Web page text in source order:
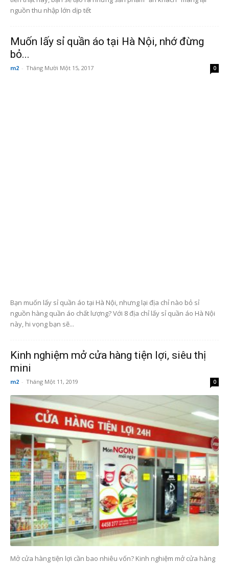
nguồn thu nhập lớn dịp tết
Muốn lấy sỉ quần áo tại Hà Nội, nhớ đừng
bỏ...
m2 - Tháng Mười Một 15, 2017 0
Bạn muốn lấy sỉ quần áo tại Hà Nội, nhưng lại địa chỉ nào bỏ sỉ
nguồn hàng quần áo chất lượng? Với 8 địa chỉ lấy sỉ quần áo Hà Nội
này, hi vọng bạn sẽ...
Kinh nghiệm mở cửa hàng tiện lợi, siêu thị
mini
m2 - Tháng Một 11, 2019 0
Mở cửa hàng tiện lợi cần bao nhiêu vốn? Kinh nghiệm mở cửa hàng